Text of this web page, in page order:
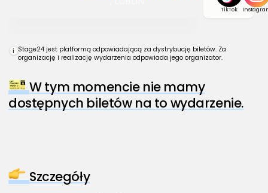
TikTok
i Stage24 jest platformą odpowiadającą za dystrybucję biletów. Za
organizację i realizację wydarzenia odpowiada jego organizator.
W tym momencie nie mamy
dostępnych biletów na to wydarzenie.
Szczegóły